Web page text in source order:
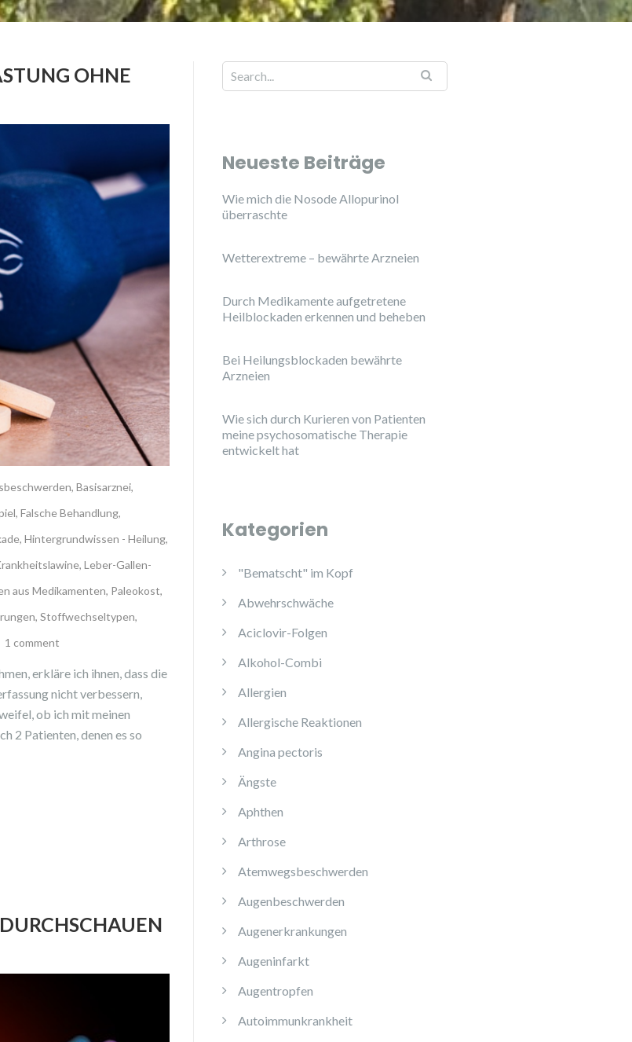
OHNE
, Basisarznei,
, Falsche Behandlung,
, Hintergrundwissen - Heilung,
, Leber-Gallen-
aus Medikamenten, Paleokost,
, Stoffwechseltypen,
1 comment
erkläre ich ihnen, dass die
nicht verbessern,
ob ich mit meinen
2 Patienten, denen es so
Neueste Beiträge
Wie mich die Nosode Allopurinol
überraschte
Wetterextreme – bewährte Arzneien
Durch Medikamente aufgetretene
Heilblockaden erkennen und beheben
Bei Heilungsblockaden bewährte
Arzneien
Wie sich durch Kurieren von Patienten
meine psychosomatische Therapie
entwickelt hat
Kategorien
"Bematscht" im Kopf
Abwehrschwäche
Aciclovir-Folgen
Alkohol-Combi
Allergien
Allergische Reaktionen
Angina pectoris
Ängste
Aphthen
Arthrose
Atemwegsbeschwerden
Augenbeschwerden
Augenerkrankungen
Augeninfarkt
Augentropfen
Autoimmunkrankheit